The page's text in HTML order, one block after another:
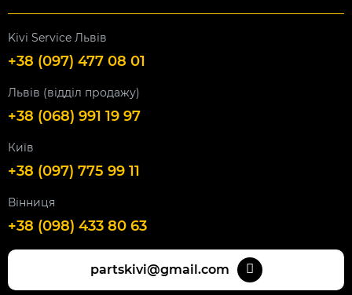
Kivi Service Львів
+38 (097) 477 08 01
Львів (відділ продажу)
+38 (068) 991 19 97
Київ
+38 (097) 775 99 11
Вінниця
+38 (098) 433 80 63
partskivi@gmail.com